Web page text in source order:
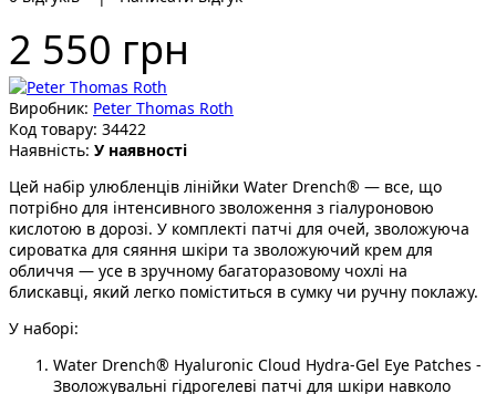
2 550 грн
Виробник: Peter Thomas Roth
Код товару: 34422
Наявність: У наявності
Цей набір улюбленців лінійки Water Drench® — все, що
потрібно для інтенсивного зволоження з гіалуроновою
кислотою в дорозі. У комплекті патчі для очей, зволожуюча
сироватка для сяяння шкіри та зволожуючий крем для
обличчя — усе в зручному багаторазовому чохлі на
блискавці, який легко поміститься в сумку чи ручну поклажу.
У наборі:
Water Drench® Hyaluronic Cloud Hydra-Gel Eye Patches -
Зволожувальні гідрогелеві патчі для шкіри навколо